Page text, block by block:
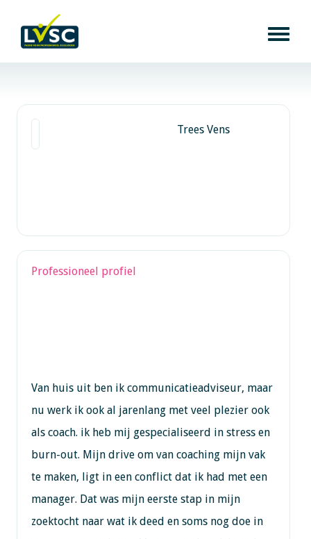
Trees Vens
Professioneel profiel
Van huis uit ben ik communicatieadviseur, maar
nu werk ik ook al jarenlang met veel plezier ook
als coach. ik heb mij gespecialiseerd in stress en
burn-out. Mijn drive om van coaching mijn vak
te maken, ligt in een conflict dat ik had met een
manager. Dat was mijn eerste stap in mijn
zoektocht naar wat ik deed en soms nog doe in